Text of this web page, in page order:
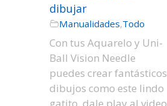
dibujar
Manualidades,Todo
Con tus Aquarelo y Uni-
Ball Vision Needle
puedes crear fantásticos
dibujos como este lindo
gatito, dale play al video